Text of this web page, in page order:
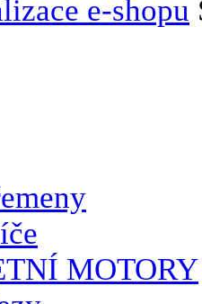
e-shopu
MOTORY